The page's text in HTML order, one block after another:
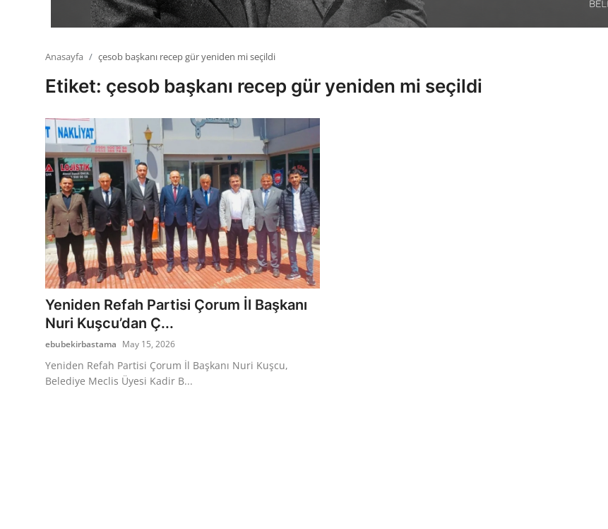
Anasayfa çesob başkanı recep gür yeniden mi seçildi
Etiket: çesob başkanı recep gür yeniden mi seçildi
Yeniden Refah Partisi Çorum İl Başkanı
Nuri Kuşcu’dan Ç...
ebubekirbastama May 15, 2026
Yeniden Refah Partisi Çorum İl Başkanı Nuri Kuşcu,
Belediye Meclis Üyesi Kadir B...